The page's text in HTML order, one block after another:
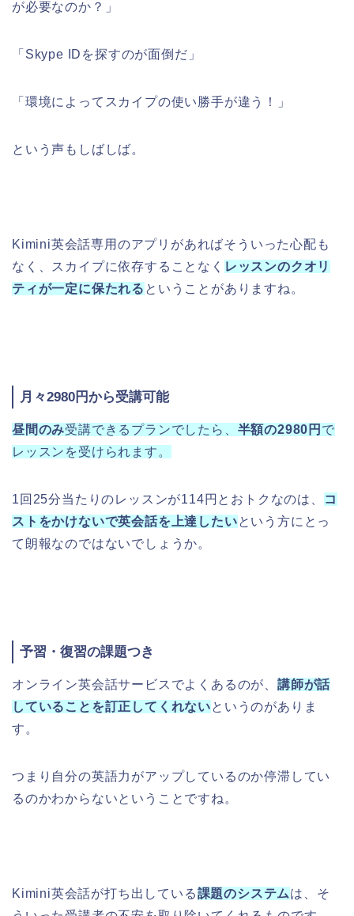
が必要なのか？」
「Skype IDを探すのが面倒だ」
「環境によってスカイプの使い勝手が違う！」
という声もしばしば。
Kimini英会話専用のアプリがあればそういった心配も
なく、スカイプに依存することなく レッスンのクオリ
ティが一定に保たれる ということがありますね。
月々2980円から受講可能
昼間のみ受講できるプランでしたら、 半額の2980円 で
レッスンを受けられます。
1回25分当たりのレッスンが114円とおトクなのは、
コ
ストをかけないで英会話を上達したいという方にとっ
て朗報なのではないでしょうか。
予習・復習の課題つき
オンライン英会話サービスでよくあるのが、 講師が話
していることを訂正してくれないというのがありま
す。
つまり自分の英語力がアップしているのか停滞してい
るのかわからないということですね。
Kimini英会話が打ち出している課題のシステムは、そ